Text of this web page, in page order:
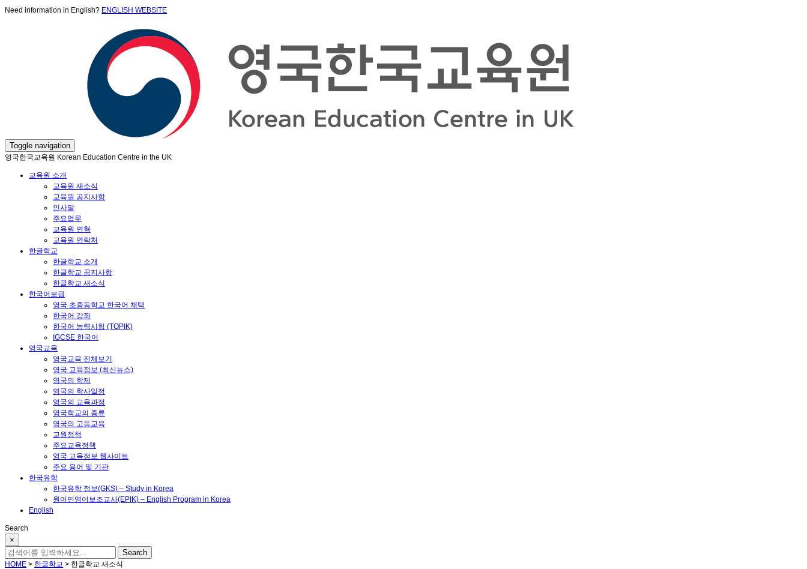
Need information in English? ENGLISH WEBSITE
Toggle navigation
영국한국교육원 Korean Education Centre in the UK
교육원 소개
교육원 새소식
교육원 공지사항
인사말
주요업무
교육원 연혁
교육원 연락처
한글학교
한글학교 소개
한글학교 공지사항
한글학교 새소식
한국어보급
영국 초중등학교 한국어 채택
한국어 강좌
한국어 능력시험 (TOPIK)
IGCSE 한국어
영국교육
영국교육 전체보기
영국 교육정보 (최신뉴스)
영국의 학제
영국의 학사일정
영국의 교육과정
영국학교의 종류
영국의 고등교육
교원정책
주요교육정책
영국 교육정보 웹사이트
주요 용어 및 기관
한국유학
한국유학 정보(GKS) – Study in Korea
원어민영어보조교사(EPIK) – English Program in Korea
English
Search
×
HOME > 한글학교 > 한글학교 새소식